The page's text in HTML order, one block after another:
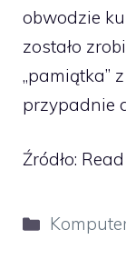
obwodzie
zostało
„pamiątka”
przypadnie
Źródło:
Kategorie